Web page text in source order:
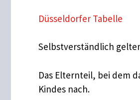
Düsseldorfer Tabelle
Selbstverständlich
Das Elternteil, bei dem
Kindes nach.